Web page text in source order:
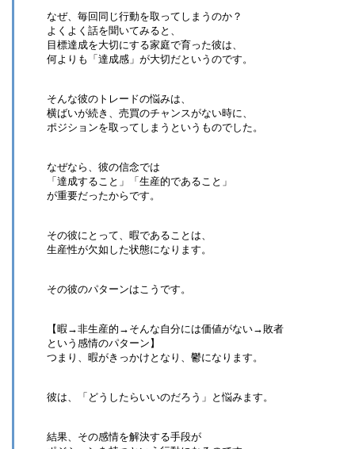
なぜ、毎回同じ行動を取ってしまうのか？
よくよく話を聞いてみると、
目標達成を大切にする家庭で育った彼は、
何よりも「達成感」が大切だというのです。
そんな彼のトレードの悩みは、
横ばいが続き、売買のチャンスがない時に、
ポジションを取ってしまうというものでした。
なぜなら、彼の信念では
「達成すること」「生産的であること」
が重要だったからです。
その彼にとって、暇であることは、
生産性が欠如した状態になります。
その彼のパターンはこうです。
【暇→非生産的→そんな自分には価値がない→敗者
という感情のパターン】
つまり、暇がきっかけとなり、鬱になります。
彼は、「どうしたらいいのだろう」と悩みます。
結果、その感情を解決する手段が